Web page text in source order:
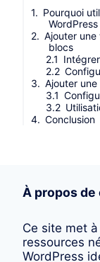
Pourquoi
WordPress
Ajouter une
blocs
Ajouter
Conclusion
À propos de
Ce site met
ressources
WordPress